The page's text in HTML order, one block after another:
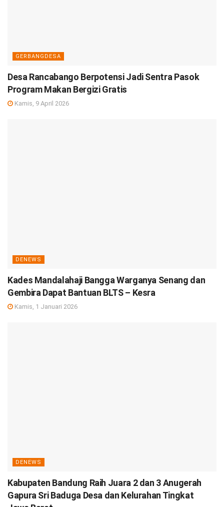
GERBANGDESA
Desa Rancabango Berpotensi Jadi Sentra Pasok
Program Makan Bergizi Gratis
Kamis, 9 April 2026
DENEWS
Kades Mandalahaji Bangga Warganya Senang dan
Gembira Dapat Bantuan BLTS – Kesra
Kamis, 1 Januari 2026
DENEWS
Kabupaten Bandung Raih Juara 2 dan 3 Anugerah
Gapura Sri Baduga Desa dan Kelurahan Tingkat